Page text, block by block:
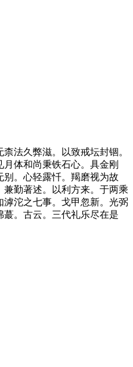
法久弊滋。以致戒坛封锢。
体和尚秉铁石心。具金刚
。心轻露忏。羯磨视为故
勤著述。以利方来。于两乘
沱之七事。戈甲忽新。光弼
。古云。三代礼乐尽在是